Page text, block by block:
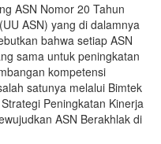
ASN Nomor 20 Tahun
ASN) yang di dalamnya
bahwa setiap ASN
sama untuk peningkatan
kompetensi
satunya melalui Bimtek
Peningkatan Kinerja
ASN Berakhlak di